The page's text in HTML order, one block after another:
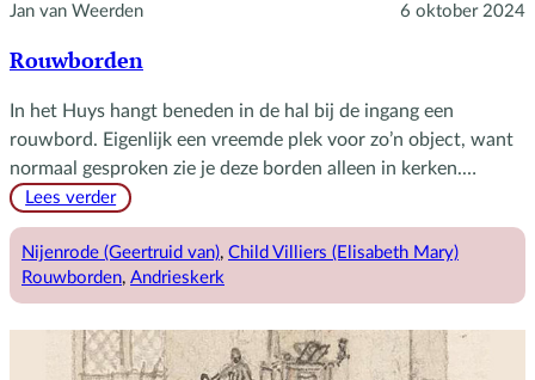
Jan van Weerden 6 oktober 2024
Rouwborden
In het Huys hangt beneden in de hal bij de ingang een
rouwbord. Eigenlijk een vreemde plek voor zo’n object, want
normaal gesproken zie je deze borden alleen in kerken.…
Lees verder:
Nijenrode (Geertruid van), Child Villiers (Elisabeth Mary)
Rouwborden, Andrieskerk